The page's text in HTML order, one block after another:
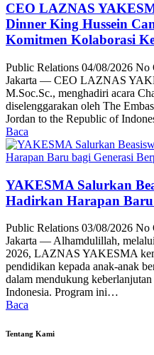
CEO LAZNAS
Dinner King Hussein
Komitmen Kolaborasi
Public Relations 04/08/2026 No
Jakarta — CEO LAZNAS
M.Soc.Sc., menghadiri acara
diselenggarakan oleh The
Jordan to the Republic of
Baca
YAKESMA Salurkan
Hadirkan Harapan Baru
Public Relations 03/08/2026 No
Jakarta — Alhamdulillah,
2026, LAZNAS YAKESMA
pendidikan kepada anak-anak
dalam mendukung
Indonesia. Program ini…
Baca
Tentang Kami